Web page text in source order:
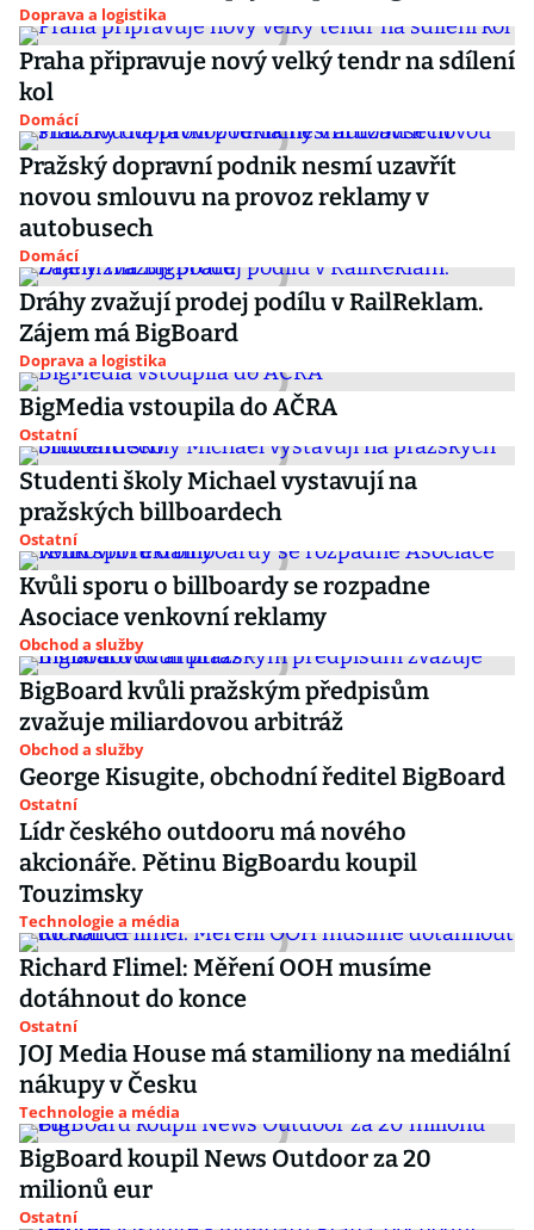
Doprava a logistika
Praha připravuje nový velký tendr na sdílení
kol
Domácí
Pražský dopravní podnik nesmí uzavřít
novou smlouvu na provoz reklamy v
autobusech
Domácí
Dráhy zvažují prodej podílu v RailReklam.
Zájem má BigBoard
Doprava a logistika
BigMedia vstoupila do AČRA
Ostatní
Studenti školy Michael vystavují na
pražských billboardech
Ostatní
Kvůli sporu o billboardy se rozpadne
Asociace venkovní reklamy
Obchod a služby
BigBoard kvůli pražským předpisům
zvažuje miliardovou arbitráž
Obchod a služby
George Kisugite, obchodní ředitel BigBoard
Ostatní
Lídr českého outdooru má nového
akcionáře. Pětinu BigBoardu koupil
Touzimsky
Technologie a média
Richard Flimel: Měření OOH musíme
dotáhnout do konce
Ostatní
JOJ Media House má stamiliony na mediální
nákupy v Česku
Technologie a média
BigBoard koupil News Outdoor za 20
milionů eur
Ostatní